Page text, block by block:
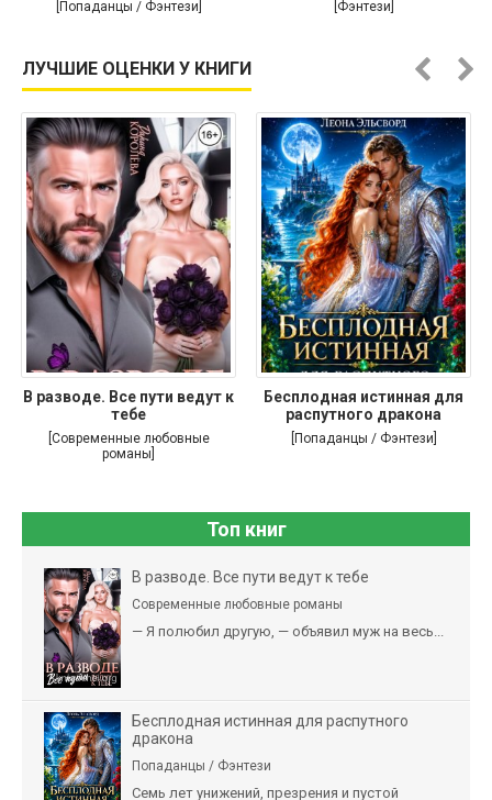
[Попаданцы / Фэнтези] [Фэнтези]
ЛУЧШИЕ ОЦЕНКИ У КНИГИ
В разводе. Все пути ведут к
тебе
[Современные любовные
романы]
Бесплодная истинная для
распутного дракона
[Попаданцы / Фэнтези]
Топ книг
В разводе. Все пути ведут к тебе
Современные любовные романы
— Я полюбил другую, — объявил муж на весь...
Бесплодная истинная для распутного
дракона
Попаданцы / Фэнтези
Семь лет унижений, презрения и пустой